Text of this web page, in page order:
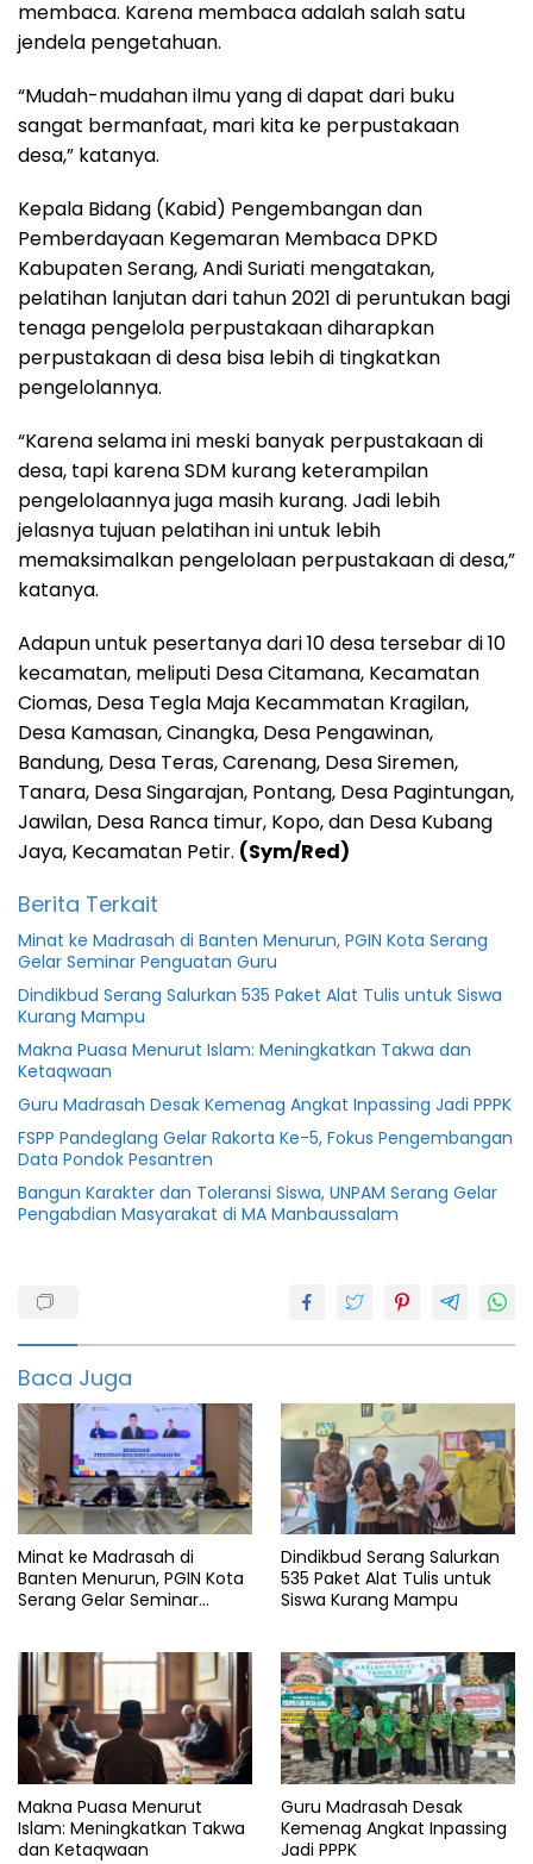
membaca. Karena membaca adalah salah satu
jendela pengetahuan.
“Mudah-mudahan ilmu yang di dapat dari buku
sangat bermanfaat, mari kita ke perpustakaan
desa,” katanya.
Kepala Bidang (Kabid) Pengembangan dan
Pemberdayaan Kegemaran Membaca DPKD
Kabupaten Serang, Andi Suriati mengatakan,
pelatihan lanjutan dari tahun 2021 di peruntukan bagi
tenaga pengelola perpustakaan diharapkan
perpustakaan di desa bisa lebih di tingkatkan
pengelolannya.
“Karena selama ini meski banyak perpustakaan di
desa, tapi karena SDM kurang keterampilan
pengelolaannya juga masih kurang. Jadi lebih
jelasnya tujuan pelatihan ini untuk lebih
memaksimalkan pengelolaan perpustakaan di desa,”
katanya.
Adapun untuk pesertanya dari 10 desa tersebar di 10
kecamatan, meliputi Desa Citamana, Kecamatan
Ciomas, Desa Tegla Maja Kecammatan Kragilan,
Desa Kamasan, Cinangka, Desa Pengawinan,
Bandung, Desa Teras, Carenang, Desa Siremen,
Tanara, Desa Singarajan, Pontang, Desa Pagintungan,
Jawilan, Desa Ranca timur, Kopo, dan Desa Kubang
Jaya, Kecamatan Petir. (Sym/Red)
Berita Terkait
Minat ke Madrasah di Banten Menurun, PGIN Kota Serang
Gelar Seminar Penguatan Guru
Dindikbud Serang Salurkan 535 Paket Alat Tulis untuk Siswa
Kurang Mampu
Makna Puasa Menurut Islam: Meningkatkan Takwa dan
Ketaqwaan
Guru Madrasah Desak Kemenag Angkat Inpassing Jadi PPPK
FSPP Pandeglang Gelar Rakorta Ke-5, Fokus Pengembangan
Data Pondok Pesantren
Bangun Karakter dan Toleransi Siswa, UNPAM Serang Gelar
Pengabdian Masyarakat di MA Manbaussalam
Banten
serang
Dpkd
featured
info
banten
Info
serang
serang
Perpustakaan
Pustakawan
Baca Juga
Minat ke Madrasah di
Banten Menurun, PGIN Kota
Serang Gelar Seminar
Dindikbud Serang Salurkan
535 Paket Alat Tulis untuk
Siswa Kurang Mampu
Makna Puasa Menurut
Islam: Meningkatkan Takwa
dan Ketaqwaan
Guru Madrasah Desak
Kemenag Angkat Inpassing
Jadi PPPK